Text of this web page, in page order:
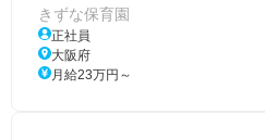
きずな保育園
正社員
大阪府
月給23万円～